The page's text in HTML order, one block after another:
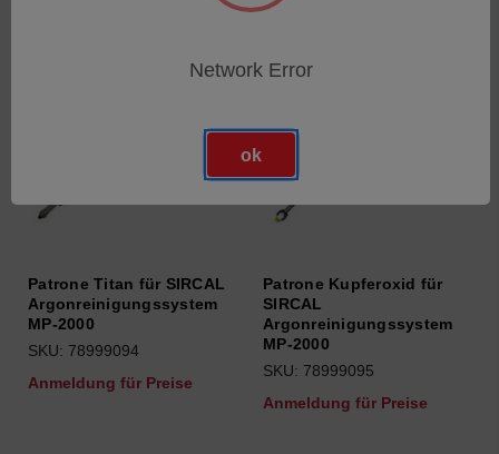
Patrone Titan für SIRCAL
Argonreinigungssystem
MP-2000
SKU: 78999094
Anmeldung für Preise
Patrone Kupferoxid für
SIRCAL
Argonreinigungssystem
MP-2000
SKU: 78999095
Anmeldung für Preise
Network Error
ok